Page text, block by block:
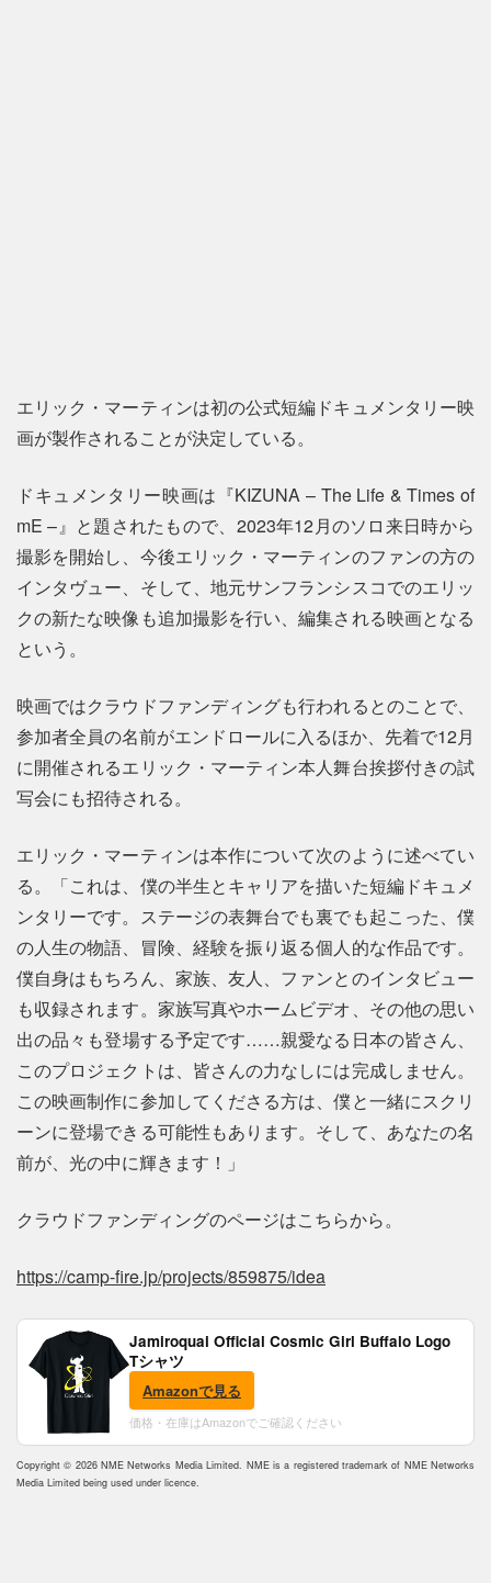
エリック・マーティンは初の公式短編ドキュメンタリー映
画が製作されることが決定している。
ドキュメンタリー映画は『KIZUNA – The Life & Times of
mE –』と題されたもので、2023年12月のソロ来日時から
撮影を開始し、今後エリック・マーティンのファンの方の
インタヴュー、そして、地元サンフランシスコでのエリッ
クの新たな映像も追加撮影を行い、編集される映画となる
という。
映画ではクラウドファンディングも行われるとのことで、
参加者全員の名前がエンドロールに入るほか、先着で12月
に開催されるエリック・マーティン本人舞台挨拶付きの試
写会にも招待される。
エリック・マーティンは本作について次のように述べてい
る。「これは、僕の半生とキャリアを描いた短編ドキュメ
ンタリーです。ステージの表舞台でも裏でも起こった、僕
の人生の物語、冒険、経験を振り返る個人的な作品です。
僕自身はもちろん、家族、友人、ファンとのインタビュー
も収録されます。家族写真やホームビデオ、その他の思い
出の品々も登場する予定です……親愛なる日本の皆さん、
このプロジェクトは、皆さんの力なしには完成しません。
この映画制作に参加してくださる方は、僕と一緒にスクリ
ーンに登場できる可能性もあります。そして、あなたの名
前が、光の中に輝きます！」
クラウドファンディングのページはこちらから。
https://camp-fire.jp/projects/859875/idea
Jamiroquai Official Cosmic Girl Buffalo Logo
Tシャツ
Amazonで見る
価格・在庫はAmazonでご確認ください
Copyright © 2026 NME Networks Media Limited. NME is a registered trademark of NME Networks
Media Limited being used under licence.